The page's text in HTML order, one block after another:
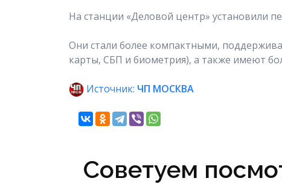
На станции «Деловой центр» установили
Они стали более компактными,
карты, СБП и биометрия), а также имеют
Источник: ЧП МОСКВА
Советуем